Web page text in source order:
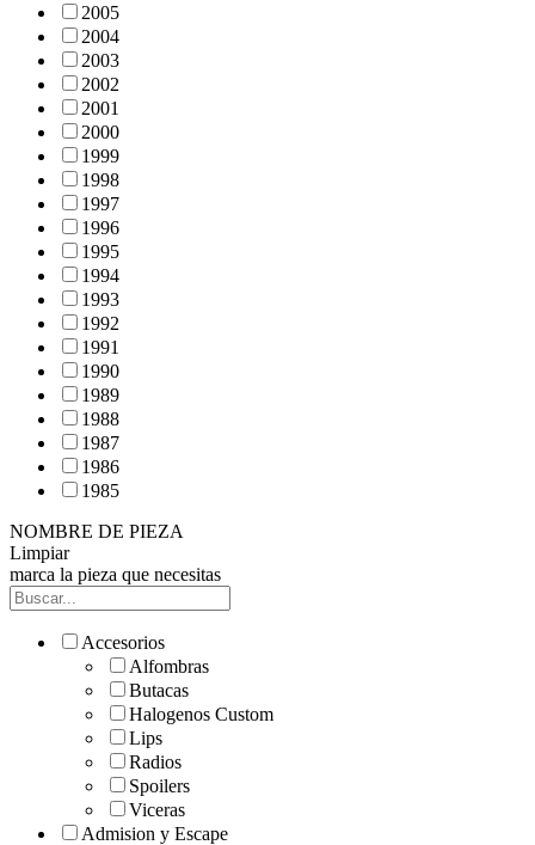
2005
2004
2003
2002
2001
2000
1999
1998
1997
1996
1995
1994
1993
1992
1991
1990
1989
1988
1987
1986
1985
NOMBRE DE PIEZA
Limpiar
marca la pieza que necesitas
Accesorios
Alfombras
Butacas
Halogenos Custom
Lips
Radios
Spoilers
Viceras
Admision y Escape